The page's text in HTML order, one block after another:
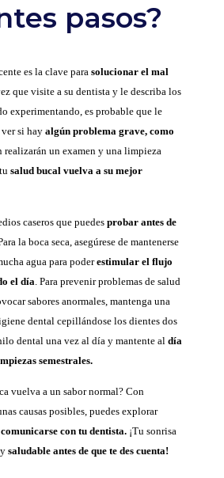
pasos?
es la clave parasolucionar el mal
que visite a su dentista y le describa los
experimentando, es probable que le
si hay algún problema grave, como
realizarán un examen y una limpieza
salud bucal vuelva a su mejor
caseros que puedes probar antes de
la boca seca, asegúrese de mantenerse
agua para poderestimular el flujo
el día . Para prevenir problemas de salud
sabores anormales, mantenga una
dental cepillándose los dientes dos
dental una vez al día y mantente al día
semestrales.
vuelva a un sabor normal? Con
causas posibles, puedes explorar
comunicarse con tu dentista. ¡Tu sonrisa
saludable antes de que te des cuenta!